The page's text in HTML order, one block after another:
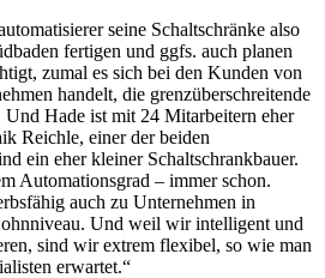
seine Schaltschränke also
fertigen und ggfs. auch planen
zumal es sich bei den Kunden von
handelt, die grenzüberschreitende
Hade ist mit 24 Mitarbeitern eher
Reichle, einer der beiden
ein eher kleiner Schaltschrankbauer.
Automationsgrad – immer schon.
auch zu Unternehmen in
Und weil wir intelligent und
sind wir extrem flexibel, so wie man
erwartet.“